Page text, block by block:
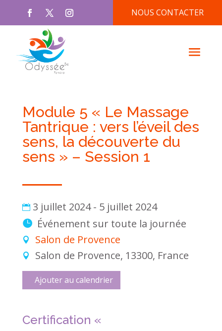
NOUS CONTACTER
Module 5 « Le Massage
Tantrique : vers l’éveil des
sens, la découverte du
sens » – Session 1
3 juillet 2024 - 5 juillet 2024
Événement sur toute la journée
Salon de Provence
Salon de Provence, 13300, France
Ajouter au calendrier
Certification «